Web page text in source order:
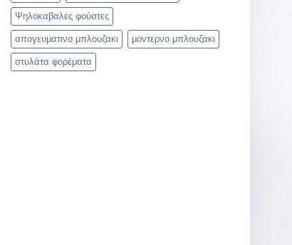
Ψηλοκαβαλες φούστες
απογευματινο μπλουζακι μοντερνο μπλουζακι
στυλάτα φορέματα